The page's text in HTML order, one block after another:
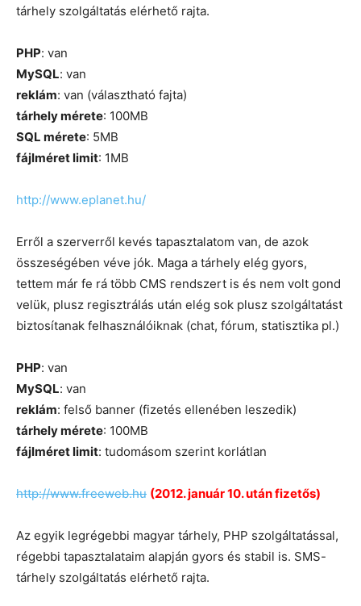
tárhely szolgáltatás elérhető rajta.
PHP: van
MySQL: van
reklám: van (választható fajta)
tárhely mérete: 100MB
SQL mérete: 5MB
fájlméret limit: 1MB
http://www.eplanet.hu/
Erről a szerverről kevés tapasztalatom van, de azok
összeségében véve jók. Maga a tárhely elég gyors,
tettem már fe rá több CMS rendszert is és nem volt gond
velük, plusz regisztrálás után elég sok plusz szolgáltatást
biztosítanak felhasználóiknak (chat, fórum, statisztika pl.)
PHP: van
MySQL: van
reklám: felső banner (fizetés ellenében leszedik)
tárhely mérete: 100MB
fájlméret limit: tudomásom szerint korlátlan
http://www.freeweb.hu (2012. január 10. után fizetős)
Az egyik legrégebbi magyar tárhely, PHP szolgáltatással,
régebbi tapasztalataim alapján gyors és stabil is. SMS-
tárhely szolgáltatás elérhető rajta.